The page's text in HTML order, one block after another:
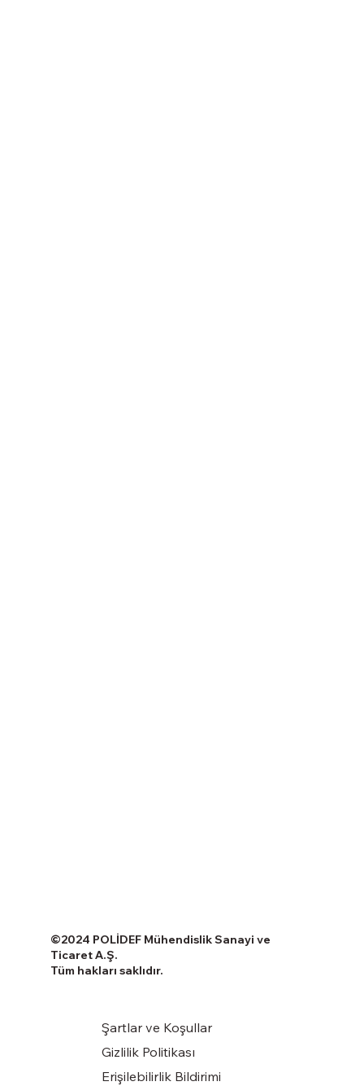
Şartlar ve Koşullar
Gizlilik Politikası
Erişilebilirlik Bildirimi
©2024 POLİDEF Mühendislik Sanayi ve
Ticaret A.Ş.
Tüm hakları saklıdır.